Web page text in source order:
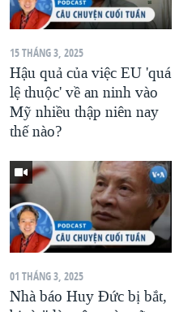
15 THÁNG 3, 2025
Hậu quả của việc EU 'quá
lệ thuộc' về an ninh vào
Mỹ nhiều thập niên nay
thế nào?
01 THÁNG 3, 2025
Nhà báo Huy Đức bị bắt,